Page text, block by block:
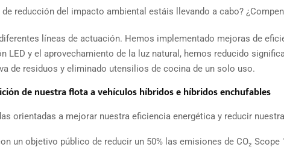
de reducción del impacto ambiental estáis llevando a cabo?
líneas de actuación. Hemos implementado mejoras de
LED y el aprovechamiento de la luz natural, hemos reducido
de residuos y eliminado utensilios de cocina de un solo uso.
de nuestra flota a vehículos híbridos e híbridos enchufables
orientadas a mejorar nuestra eficiencia energética y reducir
un objetivo público de reducir un 50% las emisiones de CO₂ Scope